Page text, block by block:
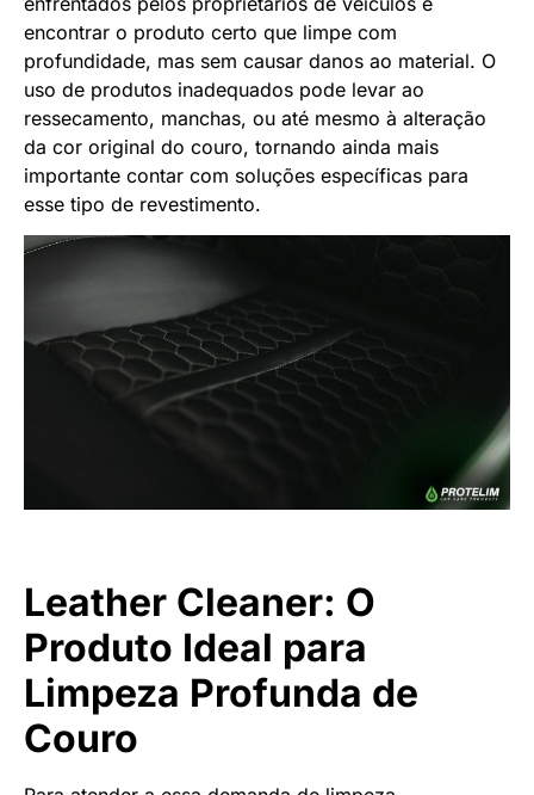
encontrar o produto certo que limpe com
profundidade, mas sem causar danos ao material. O
uso de produtos inadequados pode levar ao
ressecamento, manchas, ou até mesmo à alteração
da cor original do couro, tornando ainda mais
importante contar com soluções específicas para
esse tipo de revestimento.
Leather Cleaner: O
Produto Ideal para
Limpeza Profunda de
Couro